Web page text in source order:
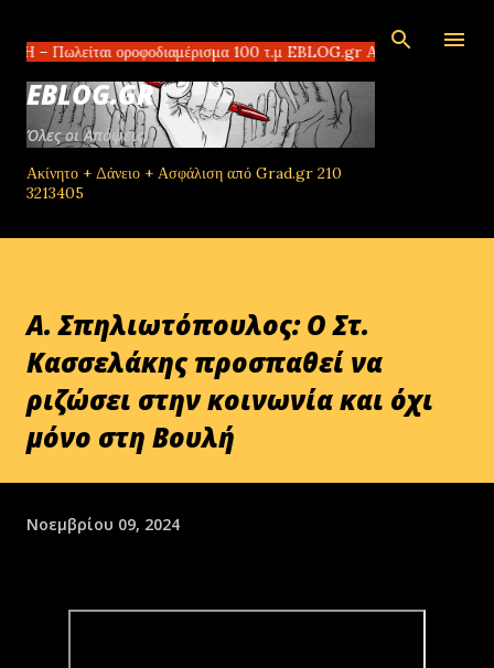
100 τ.μ EBLOG.gr Αδίστακτοι διακινητές
EBLOG.GR
Όλες οι Απόψεις!
Ακίνητο + Δάνειο + Ασφάλιση από Grad.gr 210
3213405
A. Σπηλιωτόπουλος: Ο Στ.
Κασσελάκης προσπαθεί να
ριζώσει στην κοινωνία και όχι
μόνο στη Βουλή
Νοεμβρίου 09, 2024